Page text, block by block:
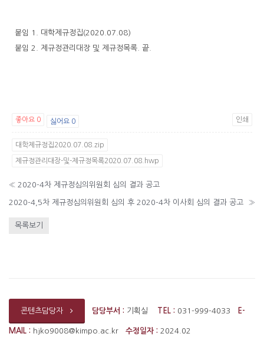
붙임 1. 대학제규정집(2020.07.08)
붙임 2. 제규정관리대장 및 제규정목록. 끝.
좋아요 0 싫어요 0 인쇄
대학제규정집2020.07.08.zip
제규정관리대장-및-제규정목록2020.07.08.hwp
« 2020-4차 제규정심의위원회 심의 결과 공고
2020-4,5차 제규정심의위원회 심의 후 2020-4차 이사회 심의 결과 공고 »
목록보기
콘텐츠담당자 담당부서 : 기획실 TEL : 031-999-4033 E-
MAIL : hjko9008@kimpo.ac.kr 수정일자 : 2024.02